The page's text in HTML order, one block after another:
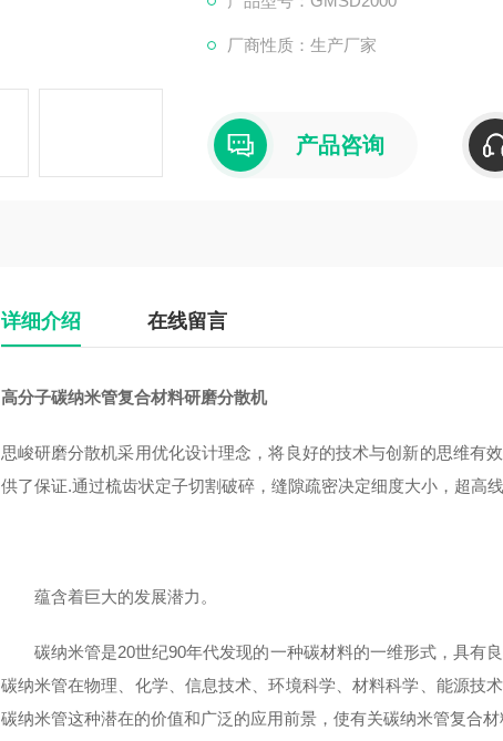
厂商性质：生产厂家
产品咨询
详细介绍 在线留言
高分子碳纳米管复合材料研磨分散机
思峻研磨分散机采用优化设计理念，将良好的技术与创新的思维有
供了保证.通过梳齿状定子切割破碎，缝隙疏密决定细度大小，超高
蕴含着巨大的发展潜力。
碳纳米管是20世纪90年代发现的一种碳材料的一维形式，具有
碳纳米管在物理、化学、信息技术、环境科学、材料科学、能源技
碳纳米管这种潜在的价值和广泛的应用前景，使有关碳纳米管复合